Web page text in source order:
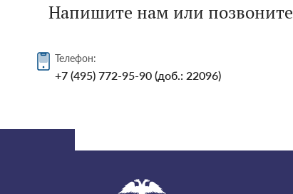
Напишите нам или позвоните
Телефон:
+7 (495) 772-95-90 (доб.: 22096)